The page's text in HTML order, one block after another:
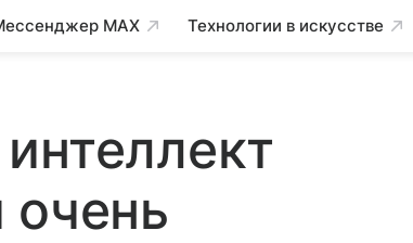
MAX Технологии в искусстве
очень